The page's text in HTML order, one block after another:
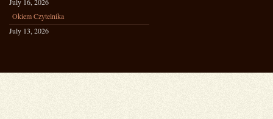
Okiem Czytelnika
July 13, 2026